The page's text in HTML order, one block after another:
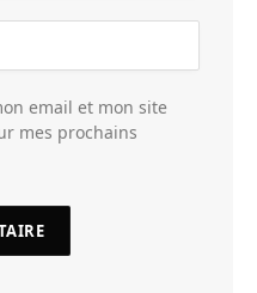
email et mon site
mes prochains